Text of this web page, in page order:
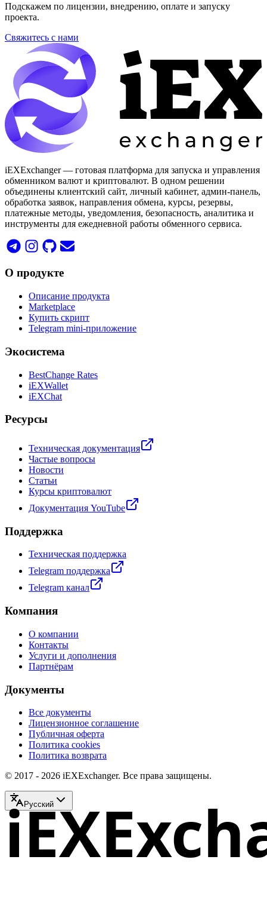
Подскажем по лицензии, внедрению, оплате и запуску
проекта.
Свяжитесь с нами
iEXExchanger — готовая платформа для запуска и управления
обменником валют и криптовалют. В одном решении
объединены клиентский сайт, личный кабинет, админ-панель,
обработка заявок, направления обмена, курсы, резервы,
платежные методы, уведомления, безопасность, аналитика и
инструменты для ежедневной работы обменного сервиса.
О продукте
Описание продукта
Marketplace
Купить скрипт
Telegram mini-приложение
Экосистема
BestChange Rates
iEXWallet
iEXChat
Ресурсы
Техническая документация
Частые вопросы
Новости
Статьи
Курсы криптовалют
Документация YouTube
Поддержка
Техническая поддержка
Telegram поддержка
Telegram канал
Компания
О компании
Контакты
Услуги и дополнения
Партнёрам
Документы
Все документы
Лицензионное соглашение
Публичная оферта
Политика cookies
Политика возврата
© 2017 - 2026 iEXExchanger. Все права защищены.
Русский